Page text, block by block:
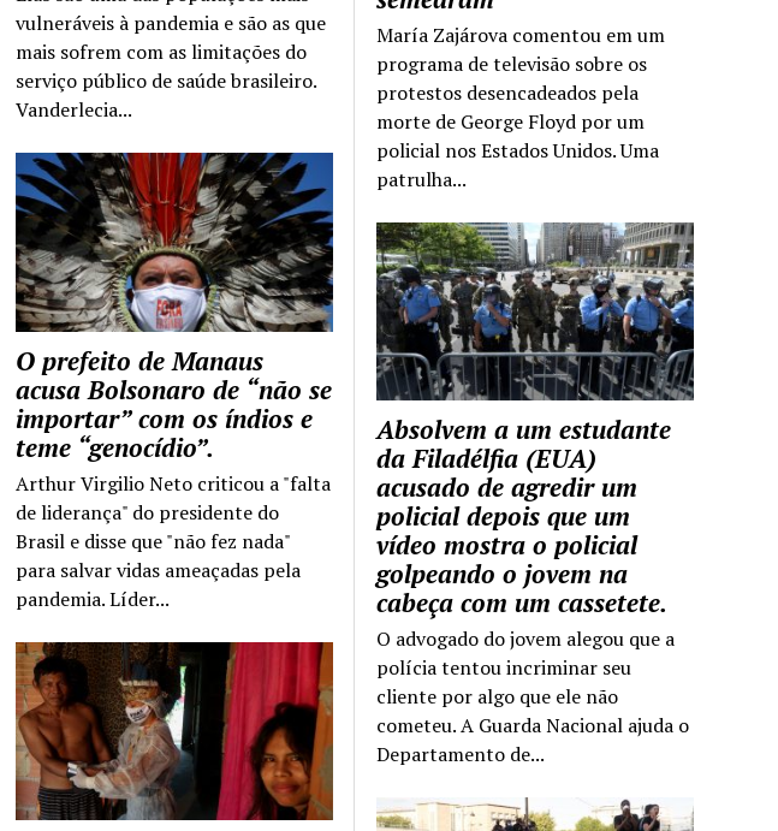
María Zajárova comentou em um
programa de televisão sobre os
protestos desencadeados pela
morte de George Floyd por um
policial nos Estados Unidos. Uma
patrulha...
Absolvem a um estudante
da Filadélfia (EUA)
acusado de agredir um
policial depois que um
vídeo mostra o policial
golpeando o jovem na
cabeça com um cassetete.
O advogado do jovem alegou que a
polícia tentou incriminar seu
cliente por algo que ele não
cometeu. A Guarda Nacional ajuda o
Departamento de...
vulneráveis à pandemia e são as que
mais sofrem com as limitações do
serviço público de saúde brasileiro.
Vanderlecia...
O prefeito de Manaus
acusa Bolsonaro de “não se
importar” com os índios e
teme “genocídio”.
Arthur Virgilio Neto criticou a "falta
de liderança" do presidente do
Brasil e disse que "não fez nada"
para salvar vidas ameaçadas pela
pandemia. Líder...